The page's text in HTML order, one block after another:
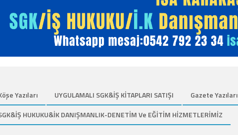
Yazıları UYGULAMALI SGK&İŞ KİTAPLARI SATIŞI Gazete Yazıları
HUKUKU&İK DANIŞMANLIK-DENETİM Ve EĞİTİM HİZMETLERİMİZ